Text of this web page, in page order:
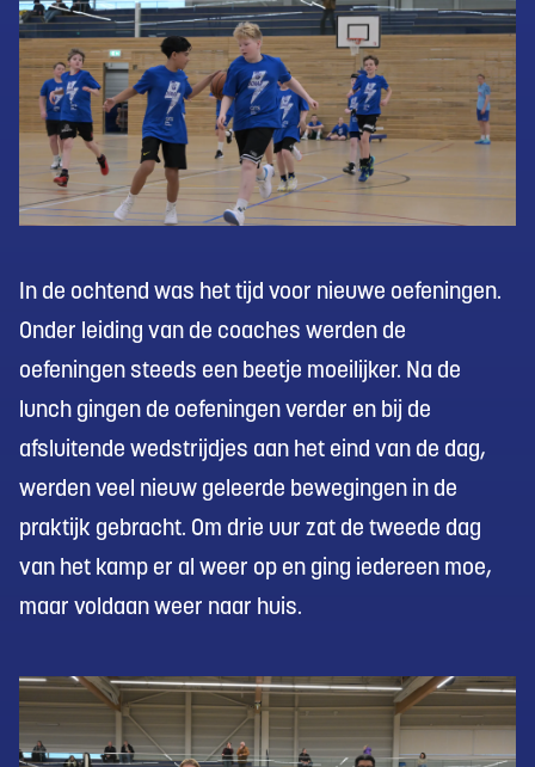
In de ochtend was het tijd voor nieuwe oefeningen.
Onder leiding van de coaches werden de
oefeningen steeds een beetje moeilijker. Na de
lunch gingen de oefeningen verder en bij de
afsluitende wedstrijdjes aan het eind van de dag,
werden veel nieuw geleerde bewegingen in de
praktijk gebracht. Om drie uur zat de tweede dag
van het kamp er al weer op en ging iedereen moe,
maar voldaan weer naar huis.